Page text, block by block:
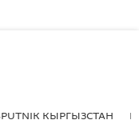
КЫРГЫЗСТАН